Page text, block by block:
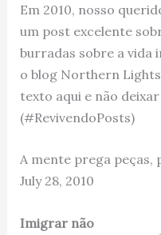
Em 2010, nosso
um post excelente
burradas sobre a vida
o blog Northern
texto aqui e não
(#RevivendoPosts)
A mente prega peças,
July 28, 2010
Imigrar não